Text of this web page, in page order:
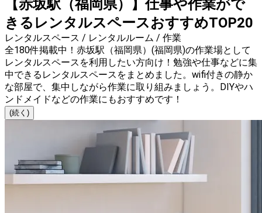
【赤坂駅（福岡県）】仕事や作業がで
きるレンタルスペースおすすめTOP20
レンタルスペース / レンタルルーム / 作業
全180件掲載中！赤坂駅（福岡県）(福岡県)の作業場として
レンタルスペースを利用したい方向け！勉強や仕事などに集
中できるレンタルスペースをまとめました。wifi付きの静か
な部屋で、集中しながら作業に取り組みましょう。DIYやハ
ンドメイドなどの作業にもおすすめです！
(続く)